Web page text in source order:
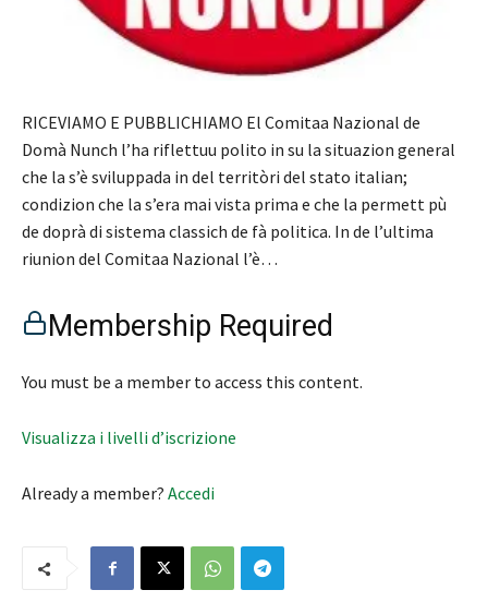
RICEVIAMO E PUBBLICHIAMO El Comitaa Nazional de
Domà Nunch l’ha riflettuu polito in su la situazion general
che la s’è sviluppada in del territòri del stato italian;
condizion che la s’era mai vista prima e che la permett pù
de doprà di sistema classich de fà politica. In de l’ultima
riunion del Comitaa Nazional l’è…
Membership Required
You must be a member to access this content.
Visualizza i livelli d’iscrizione
Already a member? Accedi